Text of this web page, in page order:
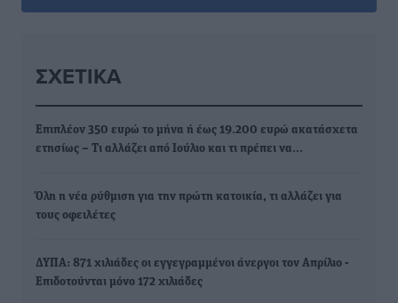
ΣΧΕΤΙΚΆ
Επιπλέον 350 ευρώ το μήνα ή έως 19.200 ευρώ ακατάσχετα
ετησίως – Τι αλλάζει από Ιούλιο και τι πρέπει να…
Όλη η νέα ρύθμιση για την πρώτη κατοικία, τι αλλάζει για
τους οφειλέτες
ΔΥΠΑ: 871 χιλιάδες οι εγγεγραμμένοι άνεργοι τον Απρίλιο -
Επιδοτούνται μόνο 172 χιλιάδες